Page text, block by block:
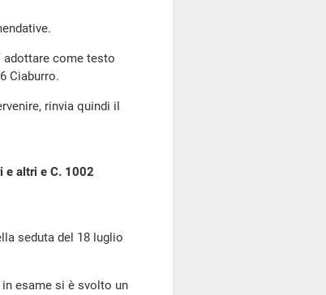
come testo
Ciaburro.
rinvia quindi il
e altri e C. 1002
seduta del 18 luglio
esame si è svolto un